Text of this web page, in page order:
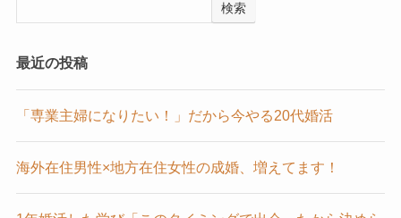
検索
最近の投稿
「専業主婦になりたい！」だから今やる20代婚活
海外在住男性×地方在住女性の成婚、増えてます！